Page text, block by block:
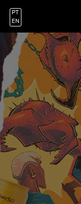
PT
EN